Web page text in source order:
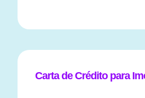
Carta de Crédito para